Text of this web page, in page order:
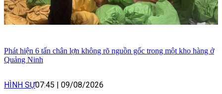
Phát hiện 6 tấn chân lợn không rõ nguồn gốc trong một kho hàng ở
Quảng Ninh
HÌNH SỰ07:45 09/08/2026